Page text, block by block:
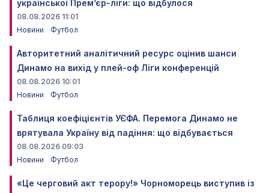
української Прем’єр-ліги: що відбулося
08.08.2026 11:01
Новини
Футбол
Авторитетний аналітичний ресурс оцінив шанси
Динамо на вихід у плей-оф Ліги конференцій
08.08.2026 10:01
Новини
Футбол
Таблиця коефіцієнтів УЄФА. Перемога Динамо не
врятувала Україну від падіння: що відбувається
08.08.2026 09:03
Новини
Футбол
«Це черговий акт терору!» Чорноморець виступив із